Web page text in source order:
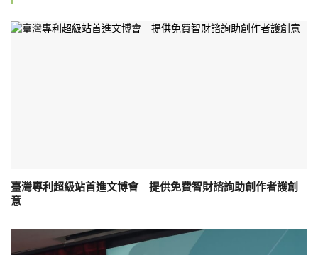
臺灣專利超級站首進文博會 提供免費智財諮詢助創作者護創
意